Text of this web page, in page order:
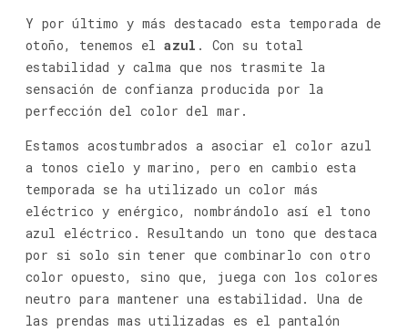
Y por último y más destacado esta temporada de
otoño, tenemos elazul . Con su total
estabilidad y calma que nos trasmite la
sensación de confianza producida por la
perfección del color del mar.
Estamos acostumbrados a asociar el color azul
a tonos cielo y marino, pero en cambio esta
temporada se ha utilizado un color más
eléctrico y enérgico, nombrándolo así el tono
azul eléctrico. Resultando un tono que destaca
por si solo sin tener que combinarlo con otro
color opuesto, sino que, juega con los colores
neutro para mantener una estabilidad. Una de
las prendas mas utilizadas es el pantalón